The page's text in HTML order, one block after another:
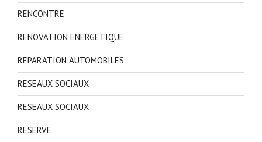
RENCONTRE
RENOVATION ENERGETIQUE
REPARATION AUTOMOBILES
RESEAUX SOCIAUX
RESEAUX SOCIAUX
RESERVE